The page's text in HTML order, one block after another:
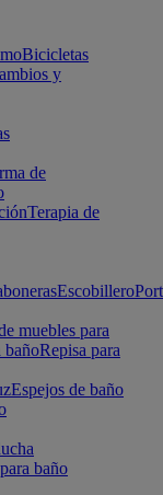
Bicicletas
y
de
Terapia de
Escobillero
muebles para
bañoRepisa para
Espejos de baño
baño